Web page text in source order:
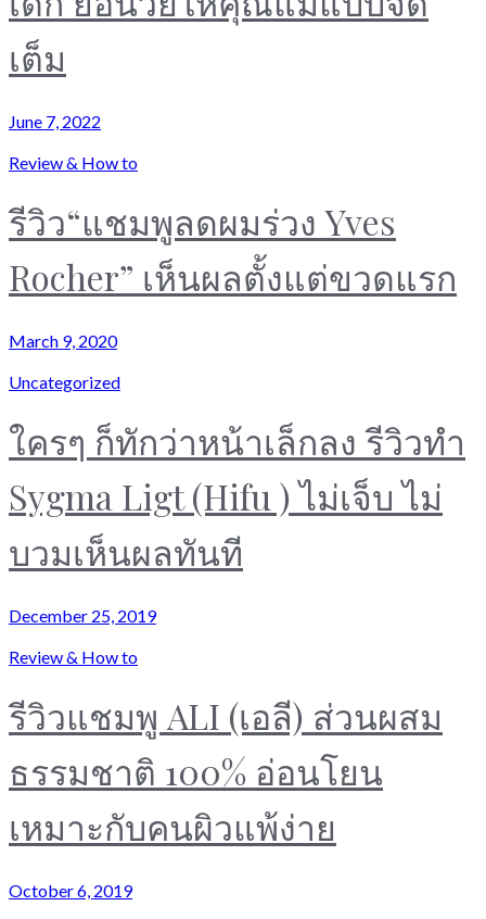
เต็ม
June 7, 2022
Review & How to
รีวิว“แชมพูลดผมร่วง Yves
Rocher” เห็นผลตั้งแต่ขวดแรก
March 9, 2020
Uncategorized
ใครๆ ก็ทักว่าหน้าเล็กลง รีวิวทำ
Sygma Ligt (Hifu ) ไม่เจ็บ ไม่
บวมเห็นผลทันที
December 25, 2019
Review & How to
รีวิวแชมพู ALI (เอลี) ส่วนผสม
ธรรมชาติ 100% อ่อนโยน
เหมาะกับคนผิวแพ้ง่าย
October 6, 2019